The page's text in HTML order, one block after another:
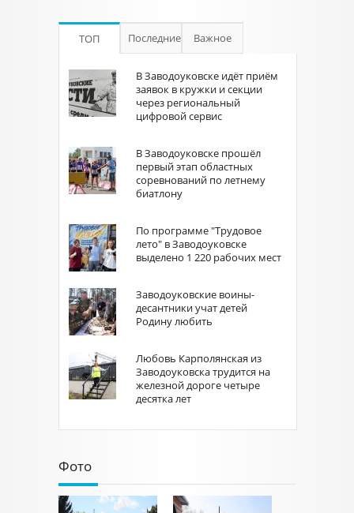
ТОП Последние Важное
В Заводоуковске идёт приём
заявок в кружки и секции
через региональный
цифровой сервис
В Заводоуковске прошёл
первый этап областных
соревнований по летнему
биатлону
По программе "Трудовое
лето" в Заводоуковске
выделено 1 220 рабочих мест
Заводоуковские воины-
десантники учат детей
Родину любить
Любовь Карполянская из
Заводоуковска трудится на
железной дороге четыре
десятка лет
Фото